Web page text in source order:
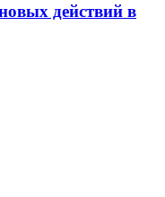
действий в